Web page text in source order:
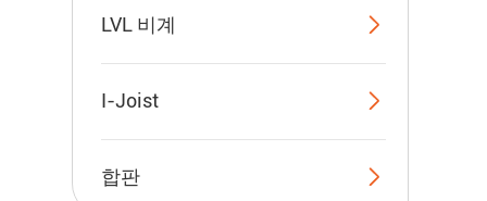
LVL 비계 
I-Joist 
합판 